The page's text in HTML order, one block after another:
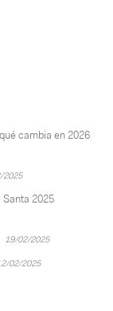
cambia en 2026
2025
2025
19/02/2025
02/2025